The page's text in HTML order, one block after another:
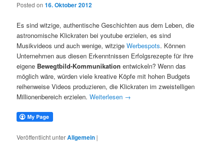
Posted on16. Oktober 2012
Es sind witzige, authentische Geschichten aus dem Leben, die
astronomische Klickraten bei youtube erzielen, es sind
Musikvideos und auch wenige, witzigeWerbespots. Können
Unternehmen aus diesen Erkenntnissen Erfolgsrezepte für ihre
eigene Bewegtbild-Kommunikation entwickeln? Wenn das
möglich wäre, würden viele kreative Köpfe mit hohen Budgets
reihenweise Videos produzieren, die Klickraten im zweistelligen
Millionenbereich erzielen.Weiterlesen →
Veröffentlicht unterAllgemein |